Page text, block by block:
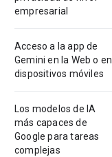
empresarial
Acceso a la app de
Gemini en la Web o en
dispositivos móviles
Los modelos de IA
más capaces de
Google para tareas
complejas